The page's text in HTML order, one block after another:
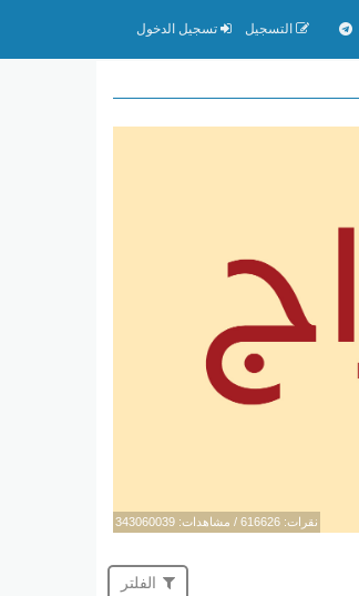
التسجيل تسجيل الدخول
نقرات: 616626 / مشاهدات: 343060039
الفلتر